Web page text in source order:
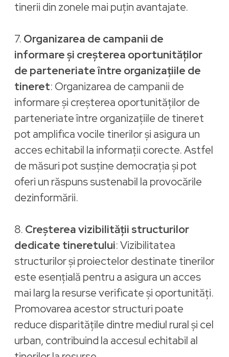
tinerii din zonele mai puțin avantajate.
7. Organizarea de campanii de
informare și creșterea oportunităților
de parteneriate între organizațiile de
tineret: Organizarea de campanii de
informare și creșterea oportunităților de
parteneriate între organizațiile de tineret
pot amplifica vocile tinerilor și asigura un
acces echitabil la informații corecte. Astfel
de măsuri pot susține democrația și pot
oferi un răspuns sustenabil la provocările
dezinformării.
8. Creșterea vizibilității structurilor
dedicate tineretului: Vizibilitatea
structurilor și proiectelor destinate tinerilor
este esențială pentru a asigura un acces
mai larg la resurse verificate și oportunități.
Promovarea acestor structuri poate
reduce disparitățile dintre mediul rural și cel
urban, contribuind la accesul echitabil al